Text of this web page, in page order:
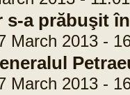
a prăbuşit
2013 -
2013 -